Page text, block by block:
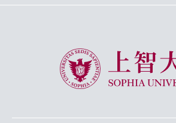
上智大学 Sophia